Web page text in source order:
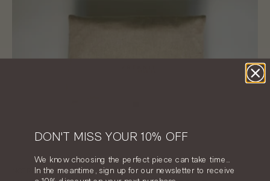
NOTRE PACKAGING
DON'T MISS YOUR 10% OFF
We know choosing the perfect piece can take time…
In the meantime, sign up for our newsletter to receive